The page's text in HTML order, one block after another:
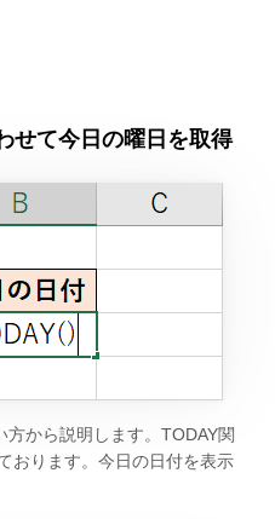
せて今日の曜日を取得
方から説明します。TODAY関
おります。今日の日付を表示